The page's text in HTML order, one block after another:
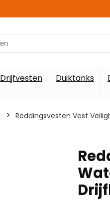
Drijfvesten Duiktanks
Reddingsvesten Vest